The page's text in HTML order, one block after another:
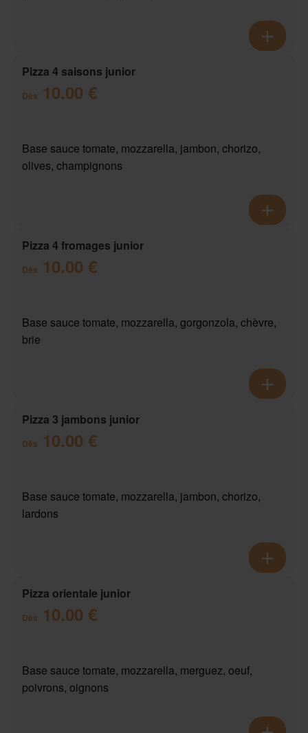
Pizza 4 saisons junior
Dès 10.00 €
Base sauce tomate, mozzarella, jambon, chorizo,
olives, champignons
Pizza 4 fromages junior
Dès 10.00 €
Base sauce tomate, mozzarella, gorgonzola, chèvre,
brie
Pizza 3 jambons junior
Dès 10.00 €
Base sauce tomate, mozzarella, jambon, chorizo,
lardons
Pizza orientale junior
Dès 10.00 €
Base sauce tomate, mozzarella, merguez, oeuf,
poivrons, oignons